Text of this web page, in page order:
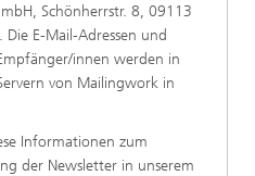
Schönherrstr. 8, 09113
E-Mail-Adressen und
innen werden in
von Mailingwork in
Informationen zum
der Newsletter in unserem